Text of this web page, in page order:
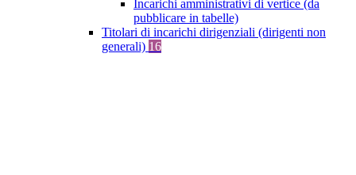
Incarichi amministrativi di vertice (da
pubblicare in tabelle)
Titolari di incarichi dirigenziali (dirigenti non
generali) 16